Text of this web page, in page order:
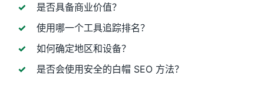
是否具备商业价值？
使用哪一个工具追踪排名？
如何确定地区和设备？
是否会使用安全的白帽 SEO 方法？